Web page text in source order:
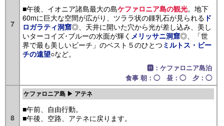
7
■午後、イオニア諸島最大の島ケファロニア島の観光。地下
60mに巨大な空間が広がり、ツララ状の鍾乳石が見られる ド
ロガラティ洞窟◎、天井に開いた穴から光が差し込み、美し
いターコイズ･ブルーの水面が輝く メリッサニ洞窟◎、「世
界で最も美しいビーチ」のベスト５のひとつ ミルトス・ビー
チの遠望○など。
🅷：ケファロニア島泊
食事 朝：◯ 昼：◯ 夕：◯
8
ケファロニア島 ▶ アテネ
■午前、自由行動。
■午後、空路、アテネに戻ります。